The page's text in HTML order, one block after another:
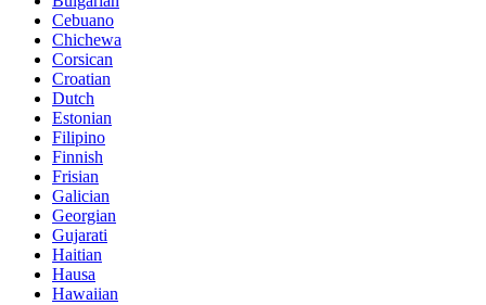
Cebuano
Chichewa
Corsican
Croatian
Dutch
Estonian
Filipino
Finnish
Frisian
Galician
Georgian
Gujarati
Haitian
Hausa
Hawaiian